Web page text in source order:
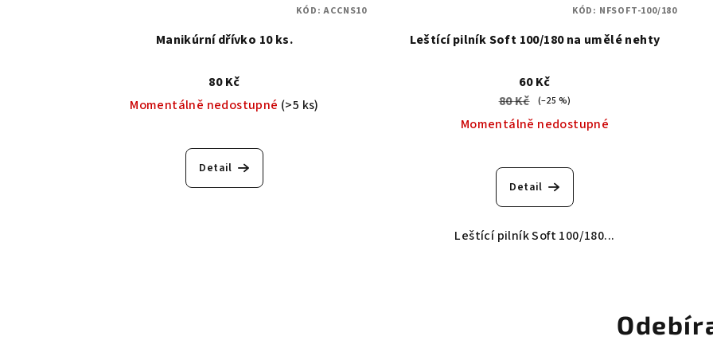
Manikúrní dřívko 10 ks.
80 Kč
Momentálně nedostupné (>5 ks)
Detail
KÓD:ACCNS10
Leštící pilník Soft 100/180 na umělé nehty
60 Kč
80 Kč
(–25 %)
Momentálně nedostupné
hodnocení
produktu
je
5,0
Detail
Leštící pilník Soft 100/180...
KÓD: NFSOFT-100/180